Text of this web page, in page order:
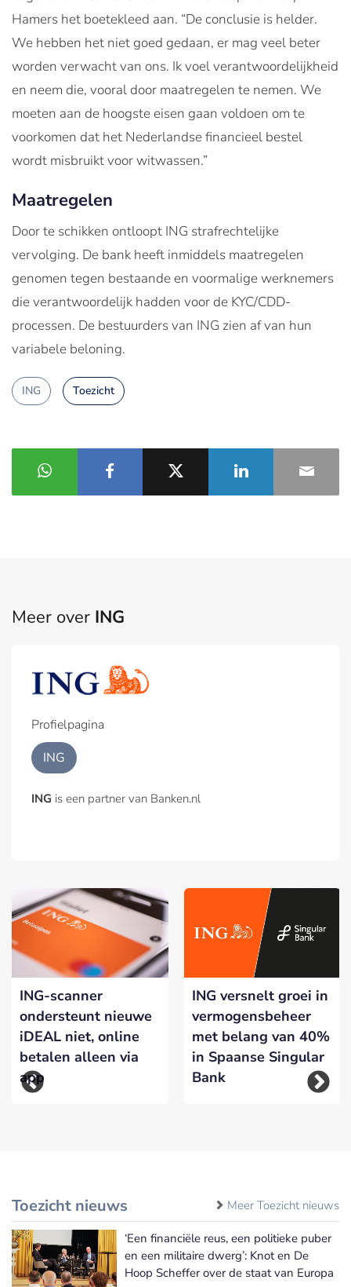
Hamers het boetekleed aan. “De conclusie is helder.
We hebben het niet goed gedaan, er mag veel beter
worden verwacht van ons. Ik voel verantwoordelijkheid
en neem die, vooral door maatregelen te nemen. We
moeten aan de hoogste eisen gaan voldoen om te
voorkomen dat het Nederlandse financieel bestel
wordt misbruikt voor witwassen.”
Maatregelen
Door te schikken ontloopt ING strafrechtelijke
vervolging. De bank heeft inmiddels maatregelen
genomen tegen bestaande en voormalige werknemers
die verantwoordelijk hadden voor de KYC/CDD-
processen. De bestuurders van ING zien af van hun
variabele beloning.
ING Toezicht
Meer over ING
Profielpagina
ING
ING is een partner van Banken.nl
ING-scanner
ondersteunt nieuwe
iDEAL niet, online
betalen alleen via
app
ING versnelt groei in
vermogensbeheer
met belang van 40%
in Spaanse Singular
Bank
Toezicht nieuws Meer Toezicht nieuws
‘Een financiële reus, een politieke puber
en een militaire dwerg’: Knot en De
Hoop Scheffer over de staat van Europa